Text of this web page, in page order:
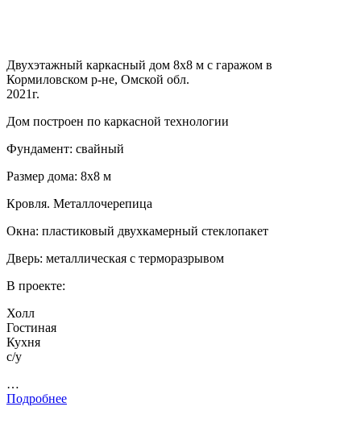
Двухэтажный каркасный дом 8х8 м с гаражом в
Кормиловском р-не, Омской обл.
2021г.
Дом построен по каркасной технологии
Фундамент: свайный
Размер дома: 8х8 м
Кровля. Металлочерепица
Окна: пластиковый двухкамерный стеклопакет
Дверь: металлическая с терморазрывом
В проекте:
Холл
Гостиная
Кухня
с/у
…
Подробнее